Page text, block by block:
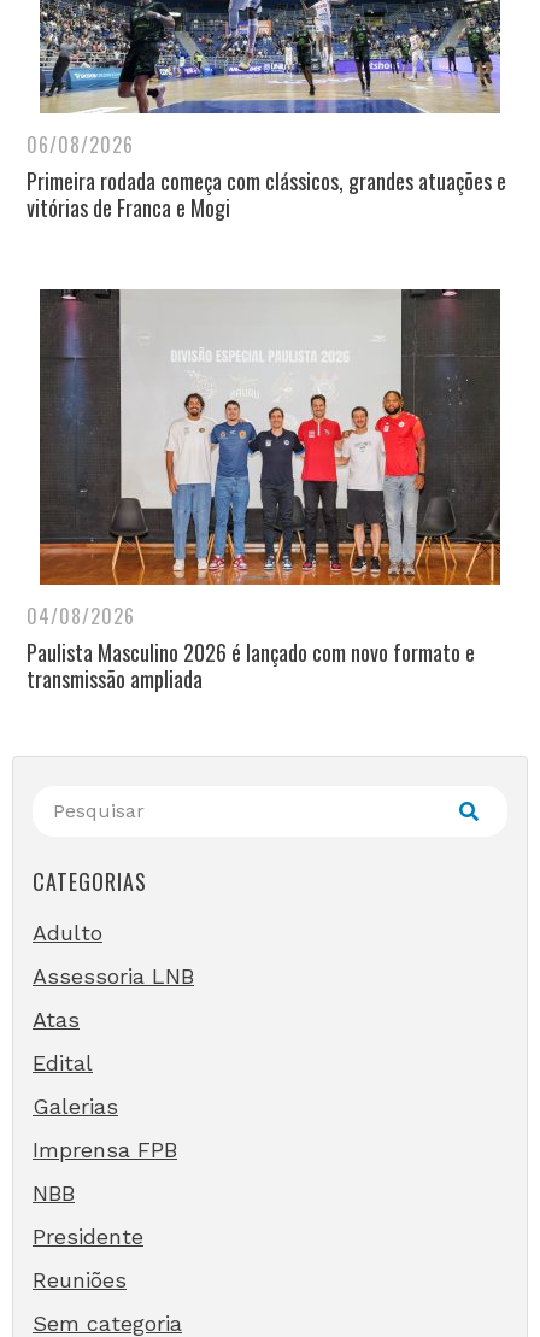
06/08/2026
Primeira rodada começa com clássicos, grandes atuações e
vitórias de Franca e Mogi
04/08/2026
Paulista Masculino 2026 é lançado com novo formato e
transmissão ampliada
CATEGORIAS
Adulto
Assessoria LNB
Atas
Edital
Galerias
Imprensa FPB
NBB
Presidente
Reuniões
Sem categoria